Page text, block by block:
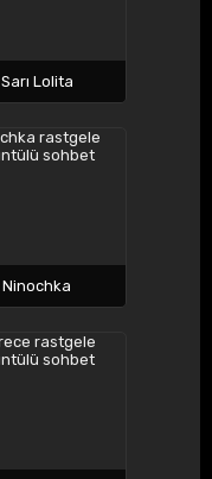
Sarı Lolita
Ninochka